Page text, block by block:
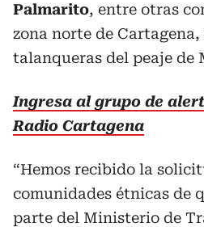
Palmarito, entre otras
zona norte de
talanqueras del peaje de
Ingresa al grupo de
Radio Cartagena
“Hemos recibido la
comunidades étnicas de
parte del Ministerio de